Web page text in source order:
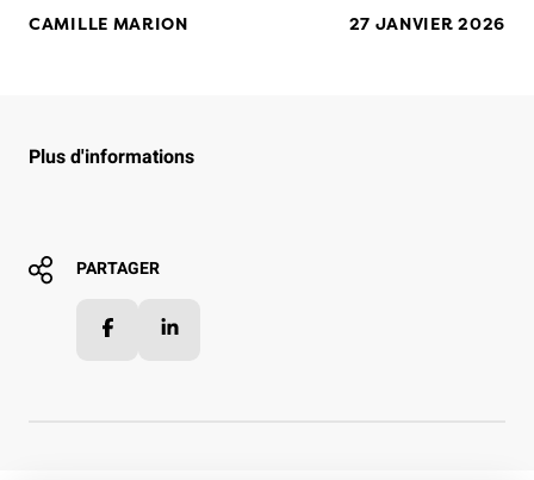
CAMILLE MARION 27 JANVIER 2026
Plus d'informations
PARTAGER
Facebook